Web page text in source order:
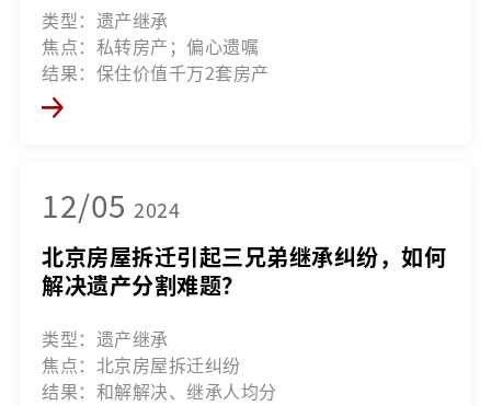
类型：遗产继承
焦点：私转房产；偏心遗嘱
结果：保住价值千万2套房产
12/05 2024
北京房屋拆迁引起三兄弟继承纠纷，如何
解决遗产分割难题？
类型：遗产继承
焦点：北京房屋拆迁纠纷
结果：和解解决、继承人均分